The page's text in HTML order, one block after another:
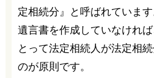
定相続分』と呼ばれていま
遺言書を作成していなけれ
とって法定相続人が法定相
のが原則です。